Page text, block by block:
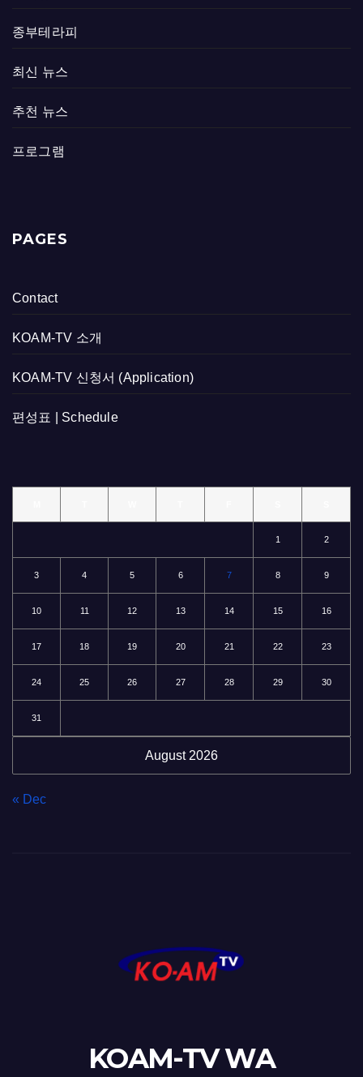
종부테라피
최신 뉴스
추천 뉴스
프로그램
PAGES
Contact
KOAM-TV 소개
KOAM-TV 신청서 (Application)
편성표 | Schedule
August 2026
1 2
3 4 5 6 7 8 9
10 11 12 13 14 15 16
17 18 19 20 21 22 23
24 25 26 27 28 29 30
31
« Dec
KOAM-TV WA